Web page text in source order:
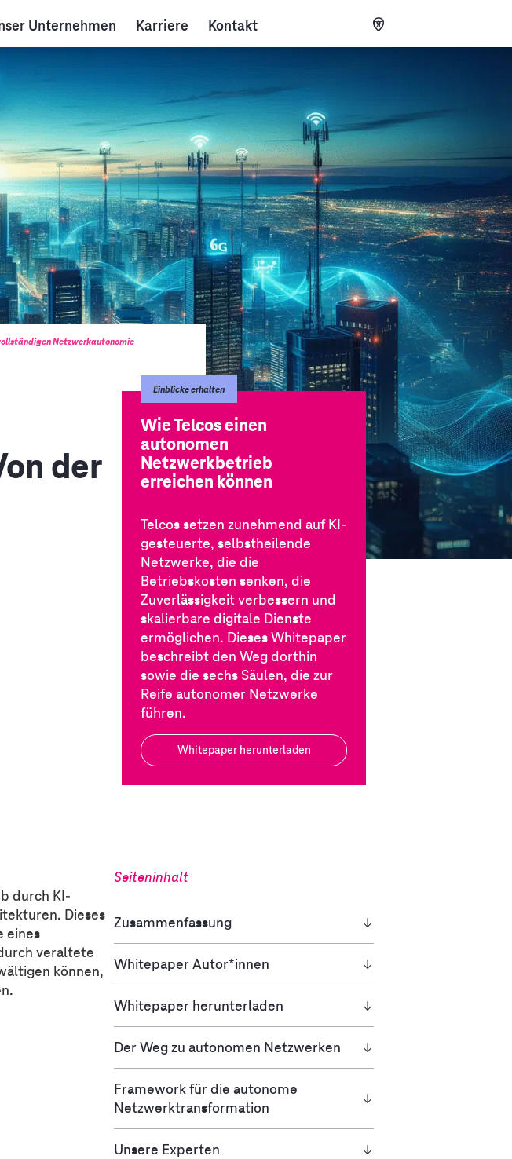
Unternehmen Karriere Kontakt DE
Netzwerkautonomie
der
Einblicke erhalten
Wie Telcos einen
autonomen
Netzwerkbetrieb
erreichen können
Telcos setzen zunehmend auf KI-
gesteuerte, selbstheilende
Netzwerke, die die
Betriebskosten senken, die
Zuverlässigkeit verbessern und
skalierbare digitale Dienste
ermöglichen. Dieses Whitepaper
beschreibt den Weg dorthin
sowie die sechs Säulen, die zur
Reife autonomer Netzwerke
führen.
Whitepaper herunterladen
durch KI-
Dieses
eines
veraltete
können,
Seiteninhalt
Zusammenfassung
Whitepaper Autor*innen
Whitepaper herunterladen
Der Weg zu autonomen Netzwerken
Framework für die autonome
Netzwerktransformation
Unsere Experten